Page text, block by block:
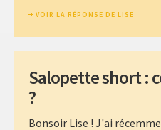
VOIR LA RÉPONSE DE LISE
Salopette short :
?
Bonsoir Lise ! J'ai